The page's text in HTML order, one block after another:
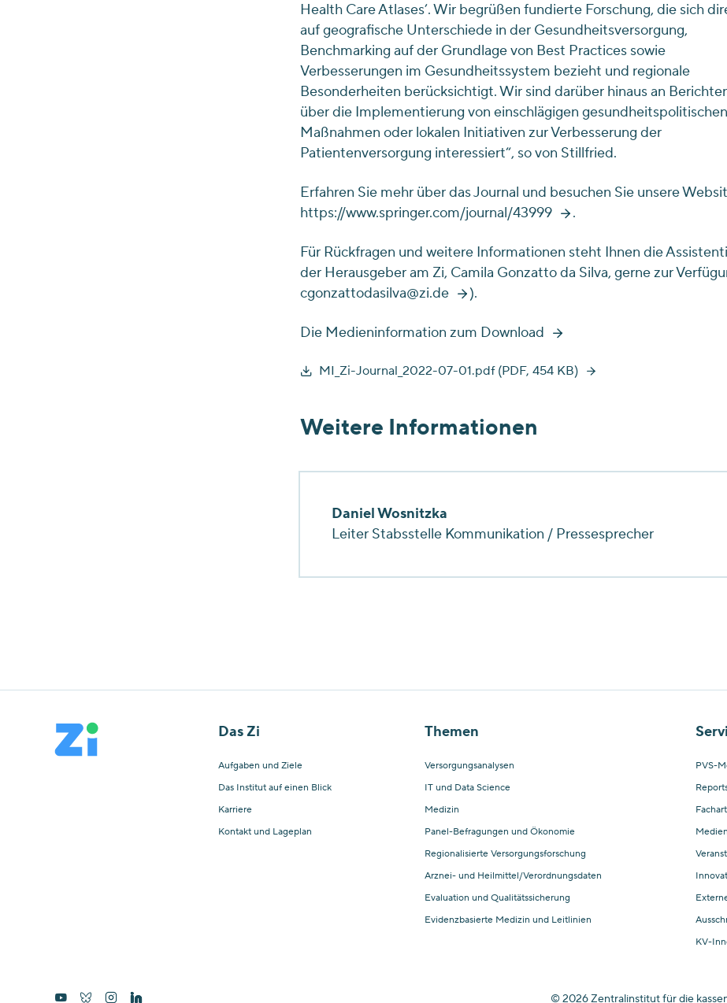
Health Care Atlases’. Wir begrüßen fundierte Forschung, die sich
auf geografische Unterschiede in der Gesundheitsversorgung,
Benchmarking auf der Grundlage von Best Practices sowie
Verbesserungen im Gesundheitssystem bezieht und regionale
Besonderheiten berücksichtigt. Wir sind darüber hinaus an
über die Implementierung von einschlägigen gesundheitspolitischen
Maßnahmen oder lokalen Initiativen zur Verbesserung der
Patientenversorgung interessiert“, so von Stillfried.
Erfahren Sie mehr über das Journal und besuchen Sie unsere
https://www.springer.com/journal/43999
.
Für Rückfragen und weitere Informationen steht Ihnen die
der Herausgeber am Zi, Camila Gonzatto da Silva, gerne zur
cgonzattodasilva@zi.de
).
Die Medieninformation zum Download
MI_Zi-Journal_2022-07-01.pdf (PDF, 454 KB)
Weitere Informationen
Daniel Wosnitzka
Leiter Stabsstelle Kommunikation / Pressesprecher
Das Zi
Aufgaben und Ziele
Das Institut auf einen Blick
Karriere
Kontakt und Lageplan
Themen
Versorgungsanalysen
IT und Data Science
Medizin
Panel-Befragungen und Ökonomie
Regionalisierte Versorgungsforschung
Arznei- und Heilmittel/Verordnungsdaten
Evaluation und Qualitätssicherung
Evidenzbasierte Medizin und Leitlinien
PVS-
Medien
KV-
© 2026 Zentralinstitut für die